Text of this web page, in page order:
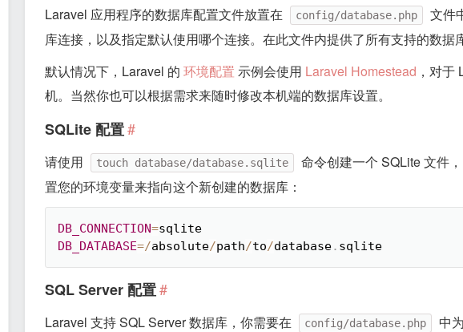
Laravel 应用程序的数据库配置文件放置在 config/database.php
文件
库连接，以及指定默认使用哪个连接。在此文件内提供了所有支持的数据
默认情况下，Laravel 的 环境配置 示例会使用 Laravel Homestead ，对
机。当然你也可以根据需求来随时修改本机端的数据库设置。
SQLite 配置#
请使用 touch database/database.sqlite
命令创建一个 SQLite 文件
置您的环境变量来指向这个新创建的数据库：
DB_CONNECTION=
DB_DATABASE=/absolute/path/to/database. sqlite
SQL Server 配置#
Laravel 支持 SQL Server 数据库，你需要在 config/database.php 中